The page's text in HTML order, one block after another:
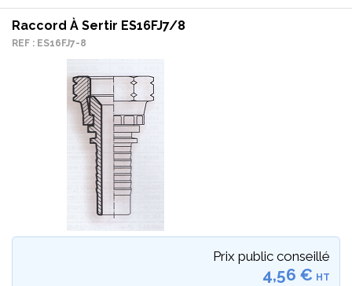
Raccord À Sertir ES16FJ7/8
REF : ES16FJ7-8
Prix public conseillé
4,56 € HT